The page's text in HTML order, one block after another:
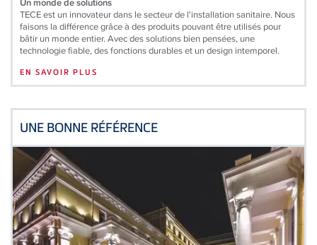
TECE est un innovateur dans le secteur de l'installation sanitaire. Nous
faisons la différence grâce à des produits pouvant être utilisés pour
bâtir un monde entier. Avec des solutions bien pensées, une
technologie fiable, des fonctions durables et un design intemporel.
EN SAVOIR PLUS
UNE BONNE RÉFÉRENCE